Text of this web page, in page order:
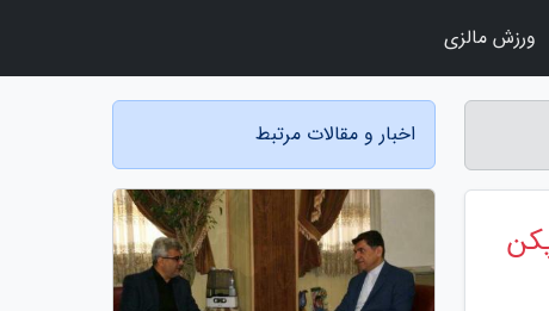
اخبار و مقالات مرتبط
ورزش مالزی